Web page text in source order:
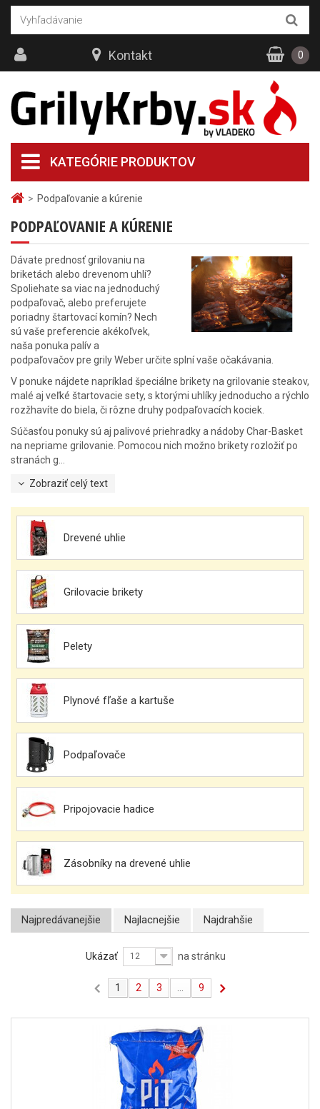
> Podpaľovanie a kúrenie
PODPAĽOVANIE A KÚRENIE
Dávate prednosť grilovaniu na
briketách alebo drevenom uhlí?
Spoliehate sa viac na jednoduchý
podpaľovač, alebo preferujete
poriadny štartovací komín? Nech
sú vaše preferencie akékoľvek,
naša ponuka palív a
podpaľovačov pre grily Weber určite splní vaše očakávania.
V ponuke nájdete napríklad špeciálne brikety na grilovanie steakov,
malé aj veľké štartovacie sety, s ktorými uhlíky jednoducho a rýchlo
rozžhavíte do biela, či rôzne druhy podpaľovacích kociek.
Súčasťou ponuky sú aj palivové priehradky a nádoby Char-Basket
na nepriame grilovanie. Pomocou nich možno brikety rozložiť po
stranách g...
Zobraziť celý text
Drevené uhlie
Grilovacie brikety
Pelety
Plynové fľaše a kartuše
Podpaľovače
Pripojovacie hadice
Zásobníky na drevené uhlie
Najpredávanejšie Najlacnejšie Najdrahšie
Ukázať 12 na stránku
1 2 3 9
KATEGÓRIE PRODUKTOV
Kontakt 0